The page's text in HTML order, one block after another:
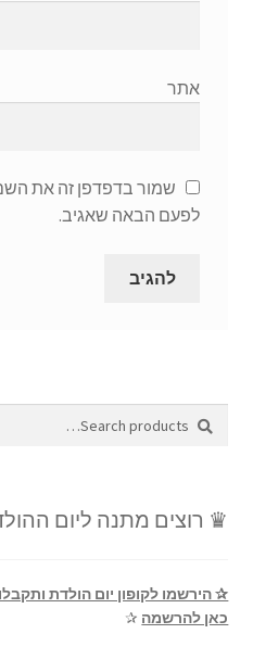
אתר
שמור בדפדפן זה את
לפעם הבאה שאגיב.
Search
for:
Search
♛ רוצים מתנה ליום
✰ הירשמו לקופון יום הולדת
כאן להרשמה ✰